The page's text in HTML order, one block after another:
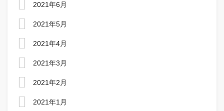
2021年6月
2021年5月
2021年4月
2021年3月
2021年2月
2021年1月